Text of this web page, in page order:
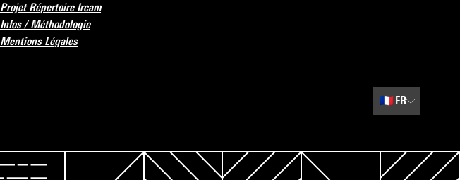
Projet Répertoire Ircam
Infos / Méthodologie
Mentions Légales
🇫🇷 FR